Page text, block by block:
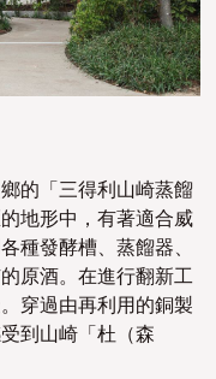
的「三得利山崎蒸餾
地形中，有著適合威
種發酵槽、蒸餾器、
原酒。在進行翻新工
穿過由再利用的銅製
到山崎「杜（森